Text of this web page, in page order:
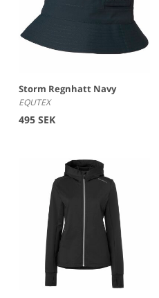
Storm Regnhatt Navy
EQUTEX
495 SEK